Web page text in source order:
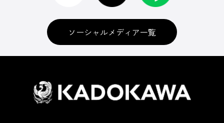
ソーシャルメディア一覧